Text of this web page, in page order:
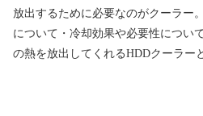
放出するために必要なのがクーラー
について・冷却効果や必要性につい
の熱を放出してくれるHDDクーラー